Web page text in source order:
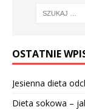
OSTATNIE
Jesienna dieta
Dieta sokowa –